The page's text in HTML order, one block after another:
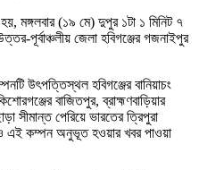
মঙ্গলবার (১৯ মে) দুপুর ১টা ১ মিনিট ৭
পূর্বাঞ্চলীয় জেলা হবিগঞ্জের গজনাইপুর
উৎপত্তিস্থল হবিগঞ্জের বানিয়াচং
বাজিতপুর, ব্রাহ্মণবাড়িয়ার
সীমান্ত পেরিয়ে ভারতের ত্রিপুরা
এই কম্পন অনুভূত হওয়ার খবর পাওয়া